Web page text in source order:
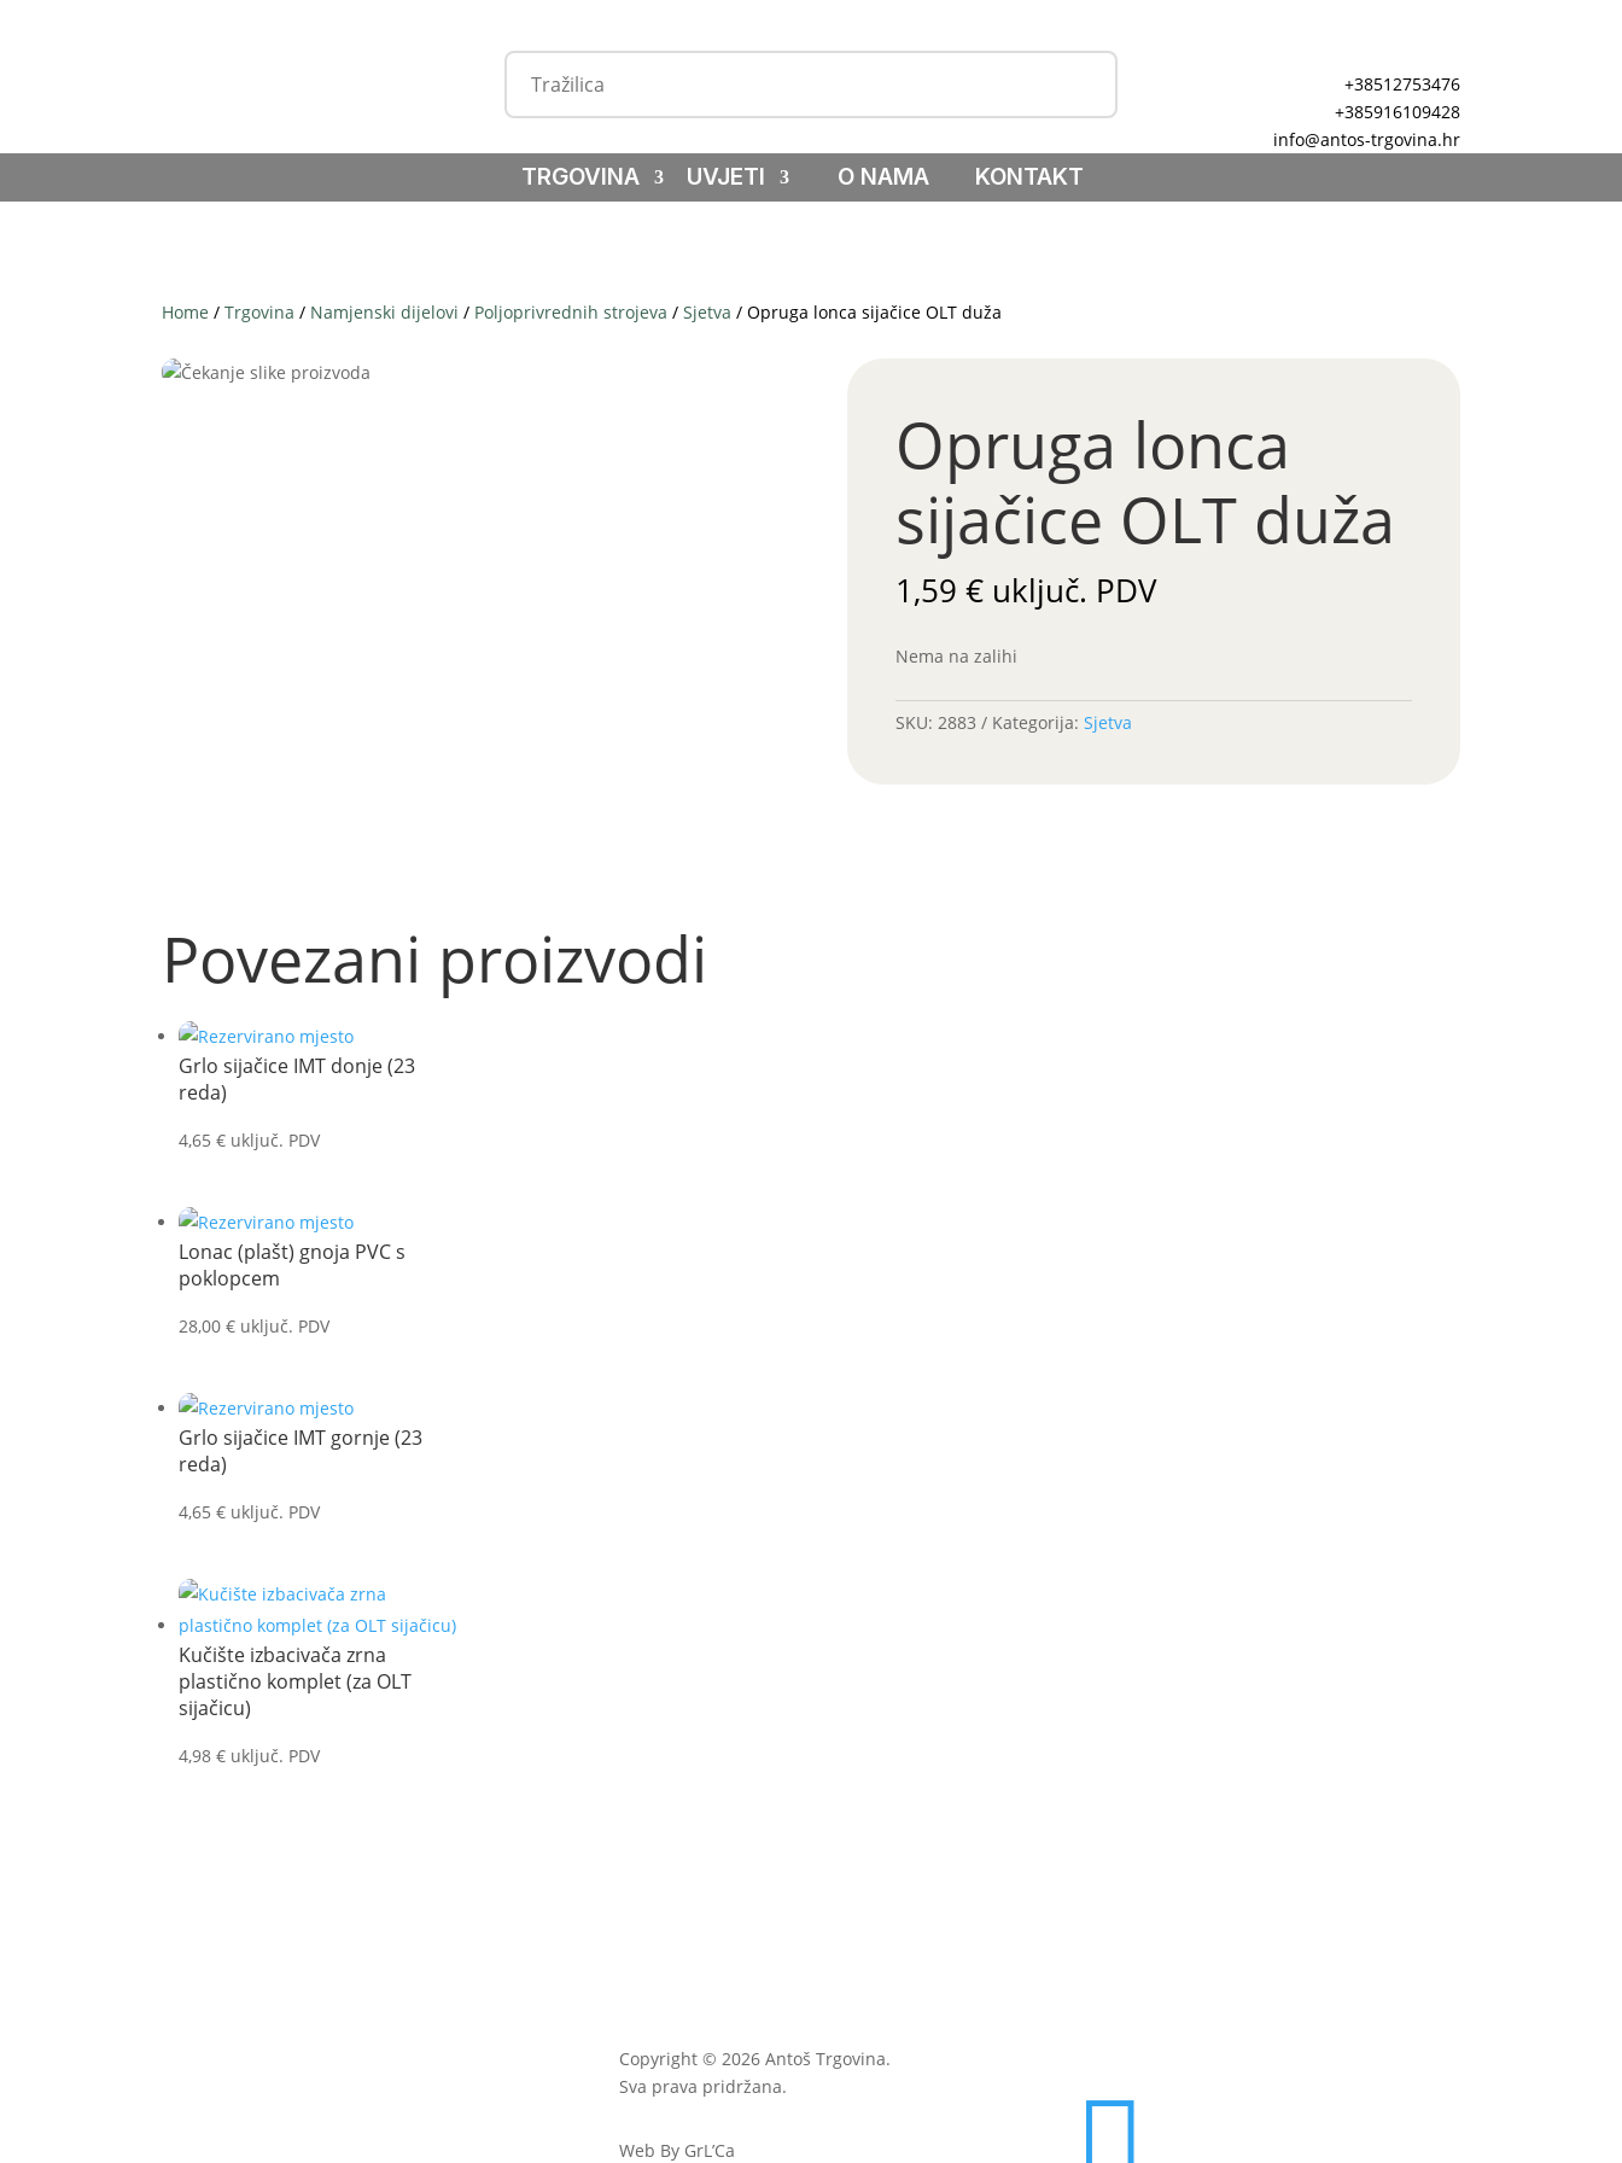
+38512753476
+385916109428
info@antos-trgovina.hr
TRGOVINA UVJETI O NAMA KONTAKT
Home /Trgovina / Namjenski dijelovi / Poljoprivrednih strojeva /Sjetva / Opruga lonca sijačice OLT duža
Opruga lonca
sijačice OLT duža
1,59 € uključ. PDV
Nema na zalihi
SKU: 2883 Kategorija: Sjetva
Povezani proizvodi
Grlo sijačice IMT donje (23
reda)
4,65€ uključ. PDV
Lonac (plašt) gnoja PVC s
poklopcem
28,00€ uključ. PDV
Grlo sijačice IMT gornje (23
reda)
4,65€ uključ. PDV
Kučište izbacivača zrna
plastično komplet (za OLT
sijačicu)
4,98€ uključ. PDV
Copyright © 2026 Antoš Trgovina.
Sva prava pridržana.
Web By GrL’Ca